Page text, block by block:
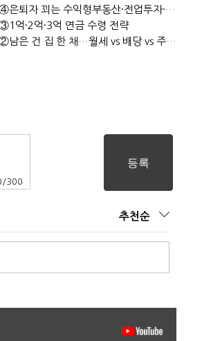
(50대 퇴직…10년의 강)④은퇴자 꾀는 수익형부동산·전업투자·편의점 창업
억·2억·3억 연금 수령 전략
(50대 퇴직…10년의 강)②남은 건 집 한 채…월세 vs 배당 vs 주택연금
/300
추천순